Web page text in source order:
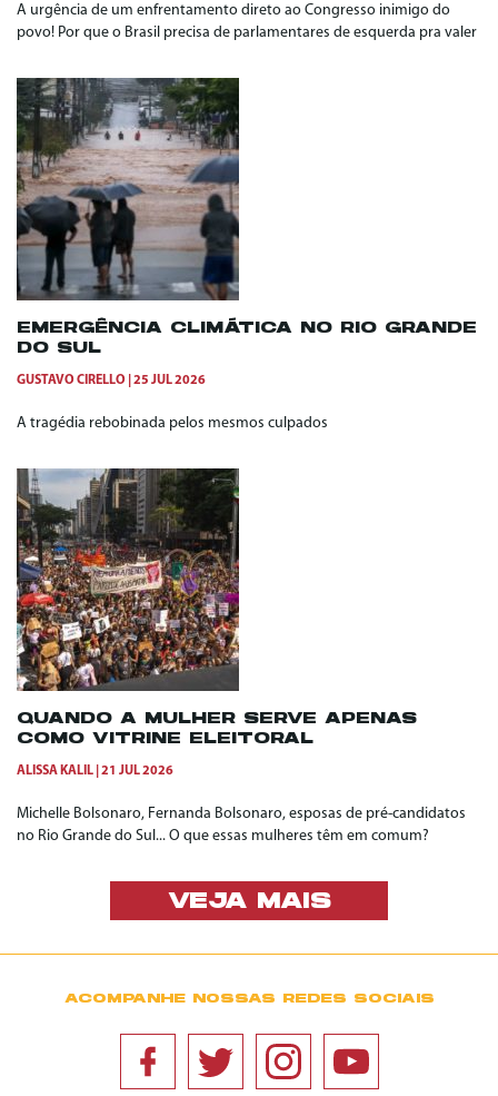
A urgência de um enfrentamento direto ao Congresso inimigo do
povo! Por que o Brasil precisa de parlamentares de esquerda pra valer
EMERGÊNCIA CLIMÁTICA NO RIO GRANDE
DO SUL
GUSTAVO CIRELLO 25 JUL 2026
A tragédia rebobinada pelos mesmos culpados
QUANDO A MULHER SERVE APENAS
COMO VITRINE ELEITORAL
ALISSA KALIL 21 JUL 2026
Michelle Bolsonaro, Fernanda Bolsonaro, esposas de pré-candidatos
no Rio Grande do Sul... O que essas mulheres têm em comum?
VEJA MAIS
ACOMPANHE NOSSAS REDES SOCIAIS